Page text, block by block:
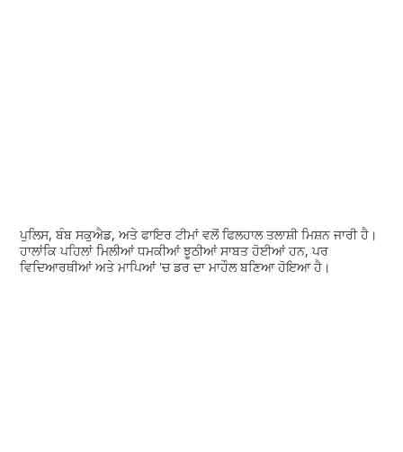
ਪੁਲਿਸ, ਬੰਬ ਸਕੁਐਡ, ਅਤੇ ਫਾਇਰ ਟੀਮਾਂ ਵਲੋਂ ਫਿਲਹਾਲ ਤਲਾਸ਼ੀ ਮਿਸ਼ਨ ਜਾਰੀ ਹੈ।
ਹਾਲਾਂਕਿ ਪਹਿਲਾਂ ਮਿਲੀਆਂ ਧਮਕੀਆਂ ਝੂਠੀਆਂ ਸਾਬਤ ਹੋਈਆਂ ਹਨ, ਪਰ
ਵਿਦਿਆਰਥੀਆਂ ਅਤੇ ਮਾਪਿਆਂ 'ਚ ਡਰ ਦਾ ਮਾਹੌਲ ਬਣਿਆ ਹੋਇਆ ਹੈ।